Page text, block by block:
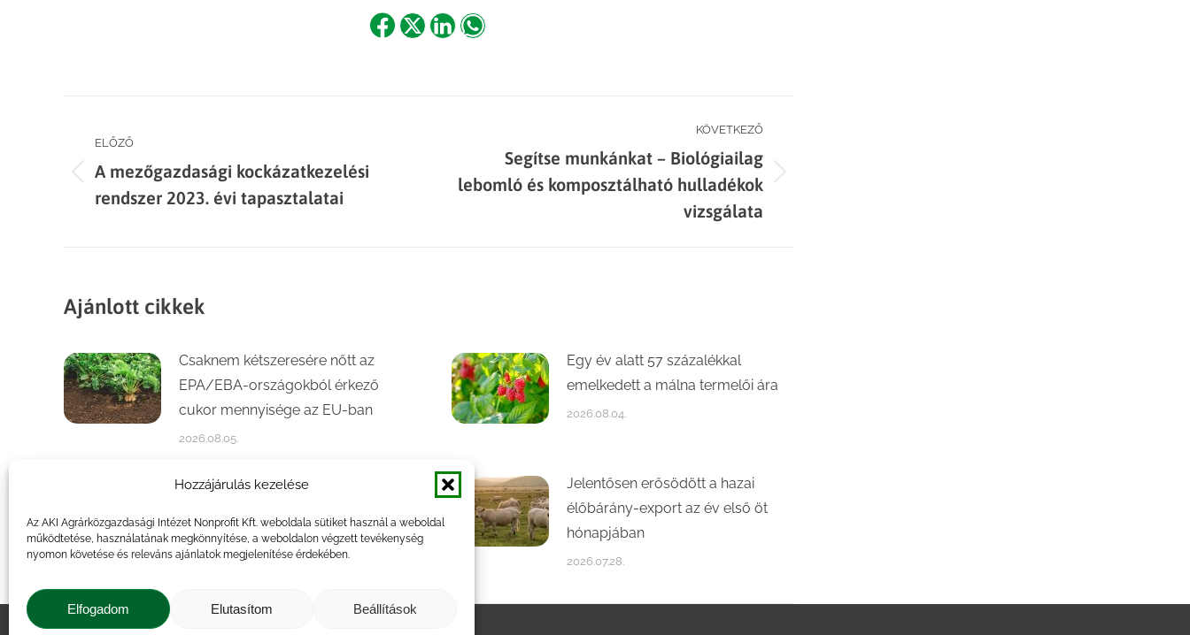
Hozzájárulás kezelése
Az AKI Agrárközgazdasági Intézet Nonprofit Kft. weboldala sütiket használ a weboldal
működtetése, használatának megkönnyítése, a weboldalon végzett tevékenység
nyomon követése és releváns ajánlatok megjelenítése érdekében.
Elfogadom Elutasítom Beállítások
ShareShareShareShare
Post
navigation
ELŐZŐ
Previous
post:
A mezőgazdasági kockázatkezelési
rendszer 2023. évi tapasztalatai
KÖVETKEZŐ
Next
Segítse munkánkat – Biológiailag
lebomló és komposztálható hulladékok
vizsgálata
Ajánlott cikkek
Csaknem kétszeresére nőtt az
EPA/EBA-országokból érkező
cukor mennyisége az EU-ban
2026.08.05.
Egy év alatt 57 százalékkal
emelkedett a málna termelői ára
2026.08.04.
Számottevően növekedett a
idén
2026.07.31.
Jelentősen erősödött a hazai
élőbárány-export az év első öt
hónapjában
2026.07.28.